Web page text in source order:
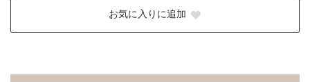
お気に入りに追加